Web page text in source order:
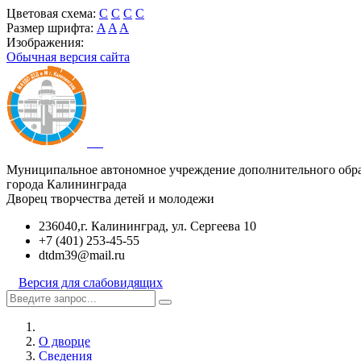
Цветовая схема: C C C C
Размер шрифта: A A A
Изображения:
Обычная версия сайта
Муниципальное автономное учреждение дополнительного
города Калининграда
Дворец творчества детей и молодежи
236040,г. Калининград, ул. Сергеева 10
+7 (401) 253-45-55
dtdm39@mail.ru
Версия для слабовидящих
О дворце
Сведения